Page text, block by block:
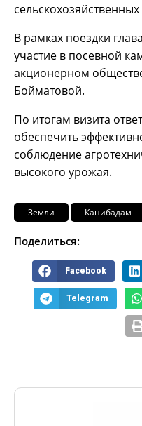
сельскохозяйственных
В рамках поездки
участие в посевной
акционерном
Бойматовой.
По итогам визита
обеспечить
соблюдение
высокого урожая.
Земли Канибадам
Поделиться:
Facebook
Telegram